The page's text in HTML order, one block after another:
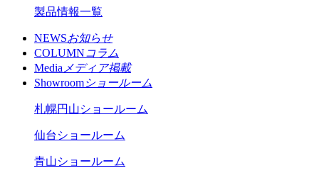
製品情報一覧
NEWSお知らせ
COLUMNコラム
Media メディア掲載
Showroomショールーム
札幌円山ショールーム
仙台ショールーム
青山ショールーム